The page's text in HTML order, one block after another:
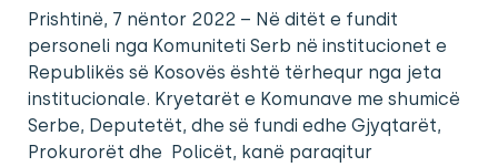
Prishtinë, 7 nëntor 2022 – Në ditët e fundit
personeli nga Komuniteti Serb në institucionet e
Republikës së Kosovës është tërhequr nga jeta
institucionale. Kryetarët e Komunave me shumicë
Serbe, Deputetët, dhe së fundi edhe Gjyqtarët,
Prokurorët dhe Policët, kanë paraqitur